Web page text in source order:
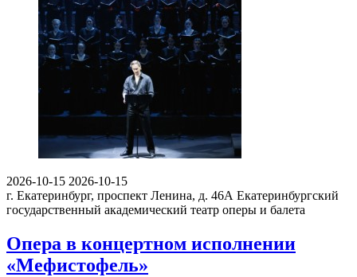
2026-10-15 2026-10-15
г. Екатеринбург, проспект Ленина, д. 46А Екатеринбургский
государственный академический театр оперы и балета
Опера в концертном исполнении
«Мефистофель»